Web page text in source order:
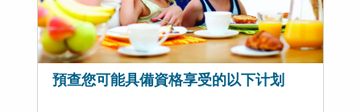
預查您可能具備資格享受的以下计划